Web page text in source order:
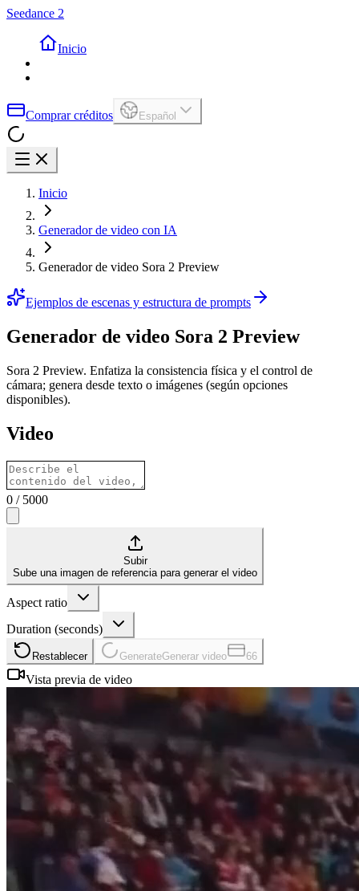
Seedance 2
Inicio
Comprar créditos Español
Inicio
Generador de video con IA
Generador de video Sora 2 Preview
Ejemplos de escenas y estructura de prompts
Generador de video Sora 2 Preview
Sora 2 Preview. Enfatiza la consistencia física y el control de
cámara; genera desde texto o imágenes (según opciones
disponibles).
Video
0 / 5000
Subir
Sube una imagen de referencia para generar el video
Aspect ratio
Duration (seconds)
Restablecer GenerateGenerar video 66
Vista previa de video